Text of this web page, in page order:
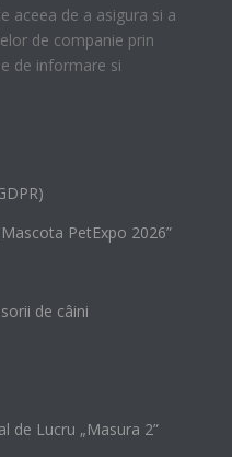
aceea de a asigura si a
de companie prin
de informare si
PetExpo 2026”
de câini
de Lucru „Masura 2”